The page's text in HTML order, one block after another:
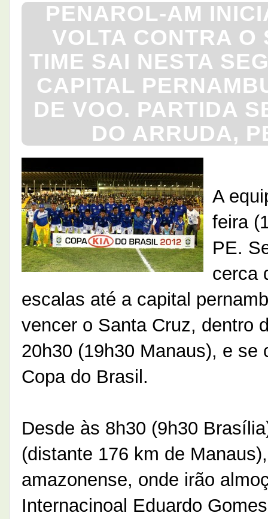
PENAROL-AM
VOLTA CONTRA O
TIME SAI NESTA
CAPITAL
DE VOO. PARTIDA
DO ARRUDA,
A
feira
PE.
cerca
escalas até a capital
vencer o Santa Cruz, dentro
20h30 (19h30 Manaus), e
Copa do Brasil.
Desde às 8h30 (9h30
(distante 176 km de
amazonense, onde irão
Internacinoal Eduardo